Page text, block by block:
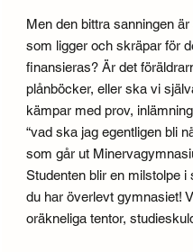
Men den bittra sanningen
som ligger och skräpar för
finansieras? Är det
plånböcker, eller ska vi
kämpar med prov,
“vad ska jag egentligen bli
som går ut
Studenten blir en milstolpe i
du har överlevt gymnasiet!
oräkneliga tentor,